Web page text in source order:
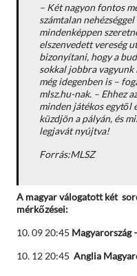
– Két nagyon fontos
számtalan
mindenképpen
elszenvedett vereség
bizonyítani, hogy a
sokkal jobbra vagyunk
még idegenben is –
mlsz.hu-nak. – Ehhez
minden játékos egytől
küzdjön a pályán, és
legjavát nyújtva!
Forrás:MLSZ
A magyar válogatott két
mérkőzései:
10. 09 20:45 Magyarország
10. 12 20:45 Anglia